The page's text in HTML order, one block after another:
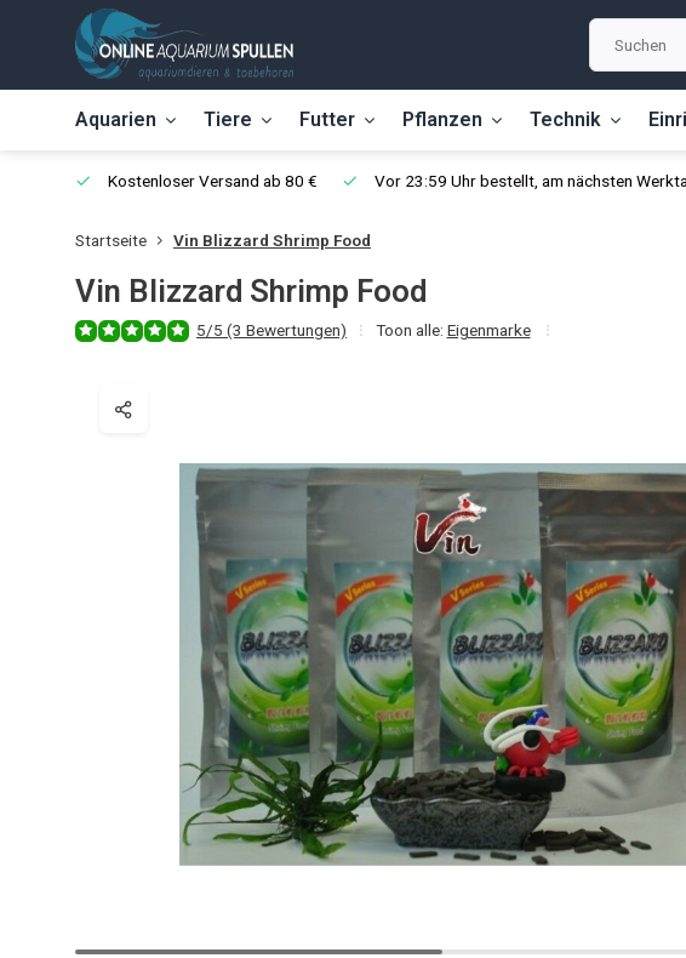
Aquarien Tiere Futter Pflanzen Technik
Kostenloser Versand ab 80 € Vor 23:59 Uhr bestellt, am nächsten
Startseite Vin Blizzard Shrimp Food
Vin Blizzard Shrimp Food
5/5 (3 Bewertungen) Toon alle: Eigenmarke